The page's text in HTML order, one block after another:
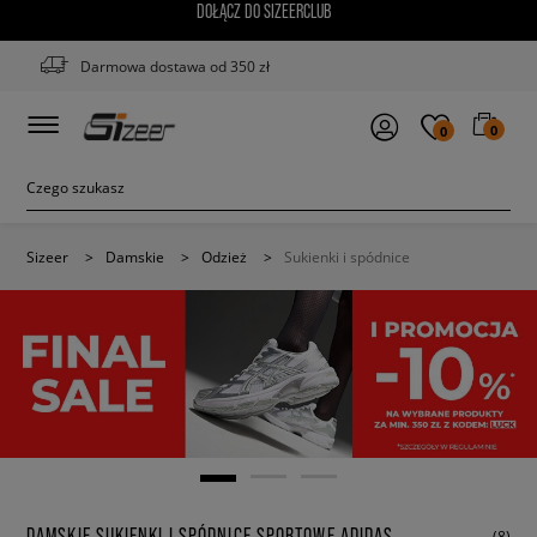
DOŁĄCZ DO SIZEERCLUB
Darmowa dostawa od 350 zł
0 0
Sizeer > Damskie > Odzież > Sukienki i spódnice